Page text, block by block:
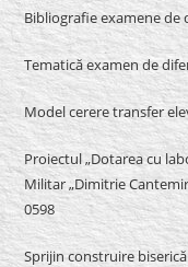
Bibliografie examene de
Tematică examen de
Model cerere transfer
Proiectul „Dotarea cu
Militar „Dimitrie
0598
Sprijin construire biserică